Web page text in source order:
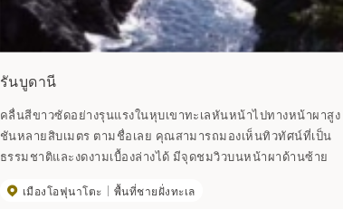
รันบูดานี
คลื่นสีขาวซัดอย่างรุนแรงในหุบเขาทะเลหันหน้าไปทางหน้าผาสูง
ชันหลายสิบเมตร ตามชื่อเลย คุณสามารถมองเห็นทิวทัศน์ที่เป็น
ธรรมชาติและงดงามเบื้องล่างได้ มีจุดชมวิวบนหน้าผาด้านซ้าย
เมืองโอฟุนาโตะ พื้นที่ชายฝั่งทะเล